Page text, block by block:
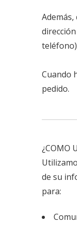
Cuando
pedido.
¿COMO
de su
para: